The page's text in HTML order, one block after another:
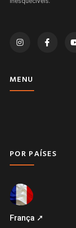
MENU
POR PAÍSES
França ➚